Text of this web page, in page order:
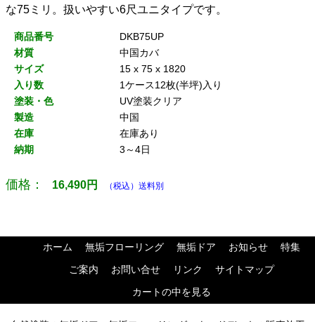
な75ミリ。扱いやすい6尺ユニタイプです。
商品番号
DKB75UP
材質
中国カバ
サイズ
15 x 75 x 1820
入り数
1ケース12枚(半坪)入り
塗装・色
UV塗装クリア
製造
中国
在庫
在庫あり
納期
3～4日
価格： 16,490円 （税込）送料別
ホーム 無垢フローリング 無垢ドア お知らせ
特集
ご案内
お問い合せ リンク
サイトマップ
カートの中を見る